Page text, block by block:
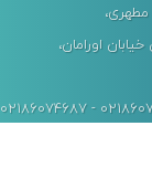
مطهری،
اورامان،
02186074687 -